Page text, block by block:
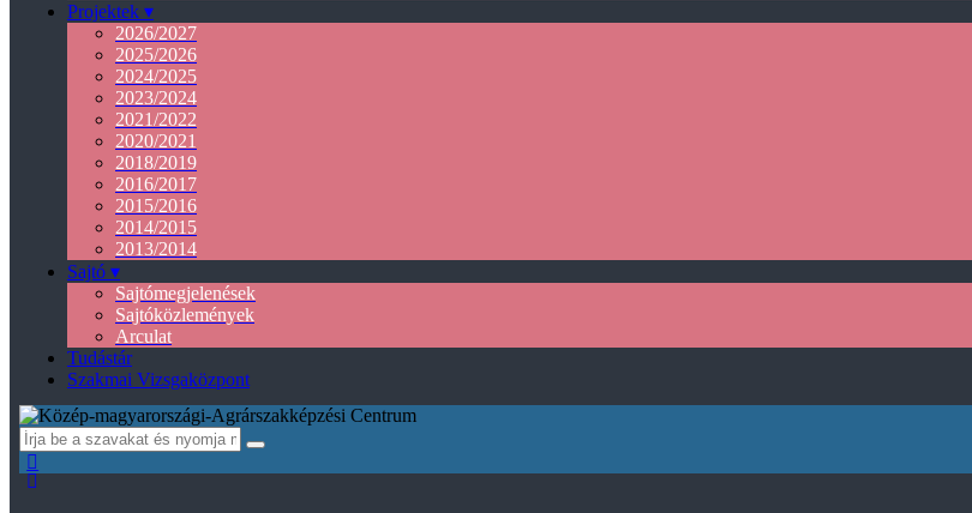
Projektek ▾
2026/2027
2025/2026
2024/2025
2023/2024
2021/2022
2020/2021
2018/2019
2016/2017
2015/2016
2014/2015
2013/2014
Sajtó ▾
Sajtómegjelenések
Sajtóközlemények
Arculat
Tudástár
Szakmai Vizsgaközpont